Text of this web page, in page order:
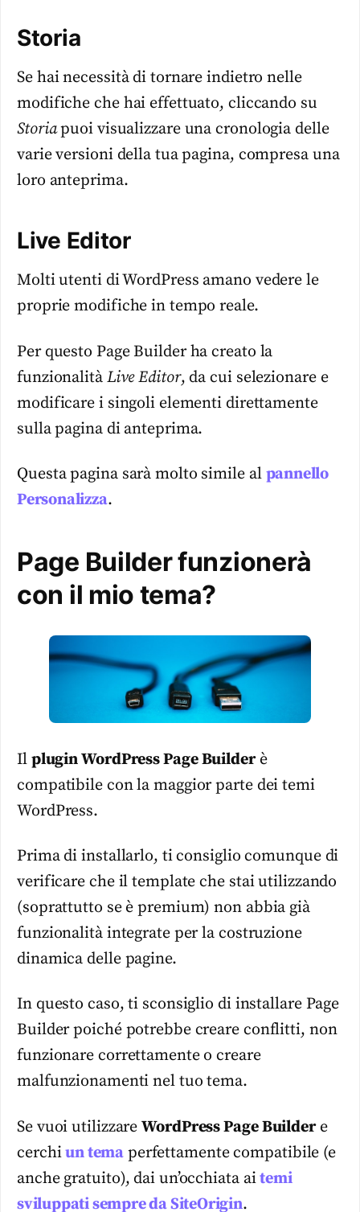
Storia
Se hai necessità di tornare indietro nelle
modifiche che hai effettuato, cliccando su
Storiapuoi visualizzare una cronologia delle
varie versioni della tua pagina, compresa una
loro anteprima.
Live Editor
Molti utenti di WordPress amano vedere le
proprie modifiche in tempo reale.
Per questo Page Builder ha creato la
funzionalità Live Editor, da cui selezionare e
modificare i singoli elementi direttamente
sulla pagina di anteprima.
Questa pagina sarà molto simile al pannello
Personalizza.
Page Builder funzionerà
con il mio tema?
Il plugin WordPress Page Builderè
compatibile con la maggior parte dei temi
WordPress.
Prima di installarlo, ti consiglio comunque di
verificare che il template che stai utilizzando
(soprattutto se è premium) non abbia già
funzionalità integrate per la costruzione
dinamica delle pagine.
In questo caso, ti sconsiglio di installare Page
Builder poiché potrebbe creare conflitti, non
funzionare correttamente o creare
malfunzionamenti nel tuo tema.
Se vuoi utilizzareWordPress Page Buildere
cerchiun temaperfettamente compatibile (e
anche gratuito), dai un’occhiata aitemi
sviluppati sempre da SiteOrigin.